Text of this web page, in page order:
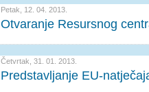
Petak, 12. 04. 2013.
Otvaranje Resursnog
Četvrtak, 31. 01. 2013.
Predstavljanje EU-